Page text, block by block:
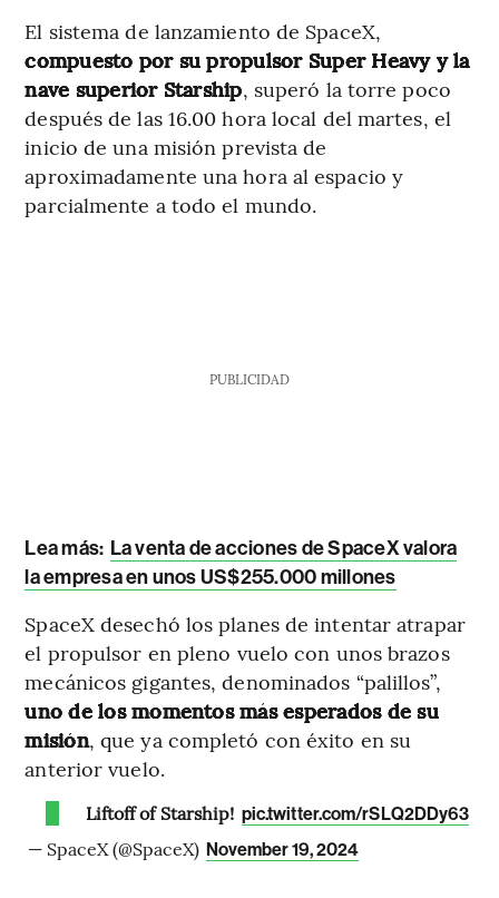
El sistema de lanzamiento de SpaceX,
compuesto por su propulsor Super Heavy y la
nave superior Starship, superó la torre poco
después de las 16.00 hora local del martes, el
inicio de una misión prevista de
aproximadamente una hora al espacio y
parcialmente a todo el mundo.
PUBLICIDAD
Lea más: La venta de acciones de SpaceX valora
la empresa en unos US$255.000 millones
SpaceX desechó los planes de intentar atrapar
el propulsor en pleno vuelo con unos brazos
mecánicos gigantes, denominados “palillos”,
uno de los momentos más esperados de su
misión, que ya completó con éxito en su
anterior vuelo.
Liftoff of Starship! pic.twitter.com/rSLQ2DDy63
— SpaceX (@SpaceX) November 19, 2024